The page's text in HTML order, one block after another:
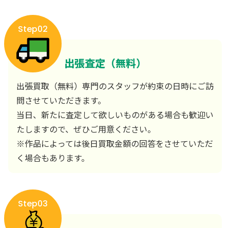
Step02
出張査定（無料）
出張買取（無料）専門のスタッフが約束の日時にご訪
問させていただきます。
当日、新たに査定して欲しいものがある場合も歓迎い
たしますので、ぜひご用意ください。
※作品によっては後日買取金額の回答をさせていただ
く場合もあります。
Step03